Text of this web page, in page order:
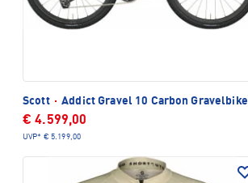
Scott · Addict Gravel 10 Carbon Gravelbike
€ 4.599,00
UVP* € 5.199,00